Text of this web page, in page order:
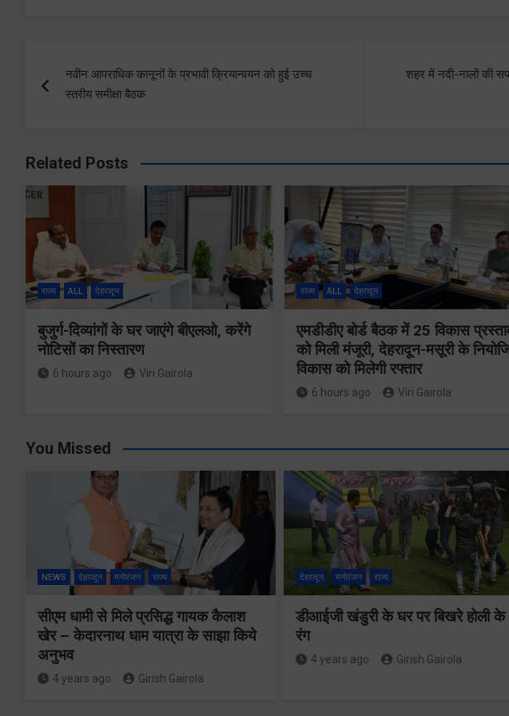
navigation
नवीन आपराधिक कानूनों के प्रभावी क्रियान्वयन को हुई उच्च
स्तरीय समीक्षा बैठक
शहर में नदी-नालों की
Related Posts
राज्य ALL देहरादून
बुजुर्ग-दिव्यांगों के घर जाएंगे बीएलओ, करेंगे
नोटिसों का निस्तारण
6 hours ago Viri Gairola
राज्य ALL देहरादून
एमडीडीए बोर्ड बैठक में 25 विकास
को मिली मंजूरी, देहरादून-मसूरी के
विकास को मिलेगी रफ्तार
6 hours ago Viri Gairola
You Missed
NEWS देहरादून मनोरंजन राज्य
सीएम धामी से मिले प्रसिद्ध गायक कैलाश
खेर – केदारनाथ धाम यात्रा के साझा किये
अनुभव
4 years ago Girish Gairola
देहरादून मनोरंजन राज्य
डीआईजी खंडुरी के घर पर बिखरे होली के
रंग
4 years ago Girish Gairola
वैश्विक संस्कृत
अनुसंधान में
का उत्तराखंड ने